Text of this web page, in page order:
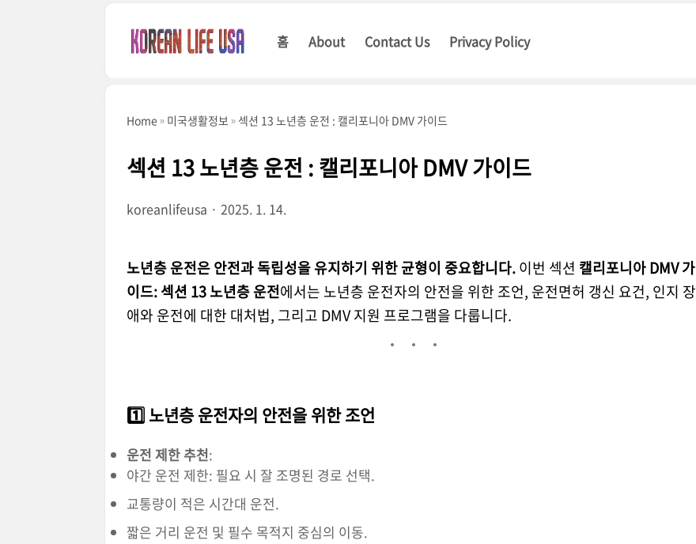
홈 About Contact Us Privacy Policy
Home 미국생활정보 섹션 13 노년층 운전 : 캘리포니아 DMV 가이드
섹션 13 노년층 운전 : 캘리포니아 DMV 가이드
koreanlifeusa 2025. 1. 14.
노년층 운전은 안전과 독립성을 유지하기 위한 균형이 중요합니다.이번 섹션 캘리포니아 DMV 가
이드: 섹션 13 노년층 운전에서는 노년층 운전자의 안전을 위한 조언, 운전면허 갱신 요건, 인지 장
애와 운전에 대한 대처법, 그리고 DMV 지원 프로그램을 다룹니다.
1️⃣ 노년층 운전자의 안전을 위한 조언
운전 제한 추천:
야간 운전 제한: 필요 시 잘 조명된 경로 선택.
교통량이 적은 시간대 운전.
짧은 거리 운전 및 필수 목적지 중심의 이동.